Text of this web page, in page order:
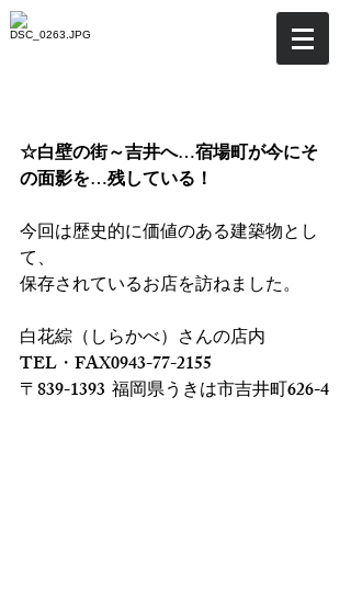
☆白壁の街～吉井へ…宿場町が今にそ
の面影を…残している！
今回は歴史的に価値のある建築物とし
て、
保存されているお店を訪ねました。
白花綜（しらかべ）さんの店内
TEL・FAX0943-77-2155
〒839-1393  福岡県うきは市吉井町626-4